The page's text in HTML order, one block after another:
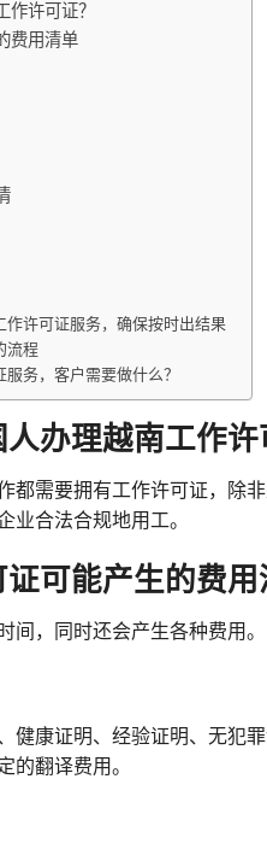
许可证？
费用清单
许可证服务，确保按时出结果
流程
务，客户需要做什么？
办理越南工作许
都需要拥有工作许可证，除
业合法合规地用工。
可能产生的费用
间，同时还会产生各种费用
健康证明、经验证明、无犯
的翻译费用。